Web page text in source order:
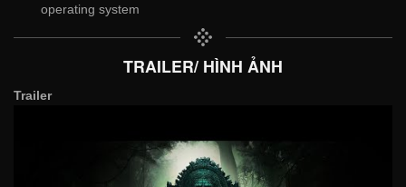
operating system
TRAILER/ HÌNH ẢNH
Trailer